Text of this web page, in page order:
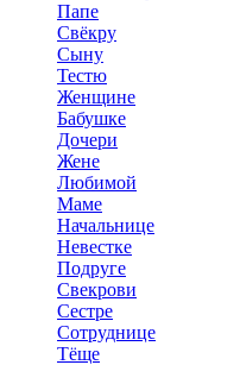
Папе
Свёкру
Сыну
Тестю
Женщине
Бабушке
Дочери
Жене
Любимой
Маме
Начальнице
Невестке
Подруге
Свекрови
Сестре
Сотруднице
Тёще